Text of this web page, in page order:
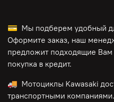
💳 Мы подберем удобный
Оформите заказ, наш
предложит подходящие
покупка в кредит.
🚚 Мотоциклы Kawasaki
транспортными